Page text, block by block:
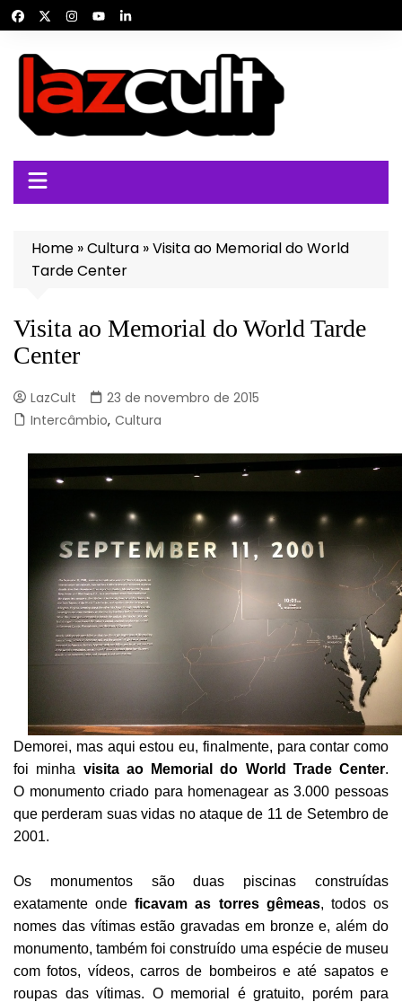
para
conteúdo
Home »Cultura »Visita ao Memorial do World
Tarde Center
Visita ao Memorial do World Tarde
Center
LazCult
23 de novembro de 2015
Intercâmbio, Cultura
Demorei, mas aqui estou eu, finalmente, para contar como
foi minha visita ao Memorial do World Trade Center.
O monumento criado para homenagear as 3.000 pessoas
que perderam suas vidas no ataque de 11 de Setembro de
2001.
Os monumentos são duas piscinas construídas
exatamente ondeficavam as torres gêmeas, todos os
nomes das vítimas estão gravadas em bronze e, além do
monumento, também foi construído uma espécie de museu
com fotos, vídeos, carros de bombeiros e até sapatos e
roupas das vítimas. O memorial é gratuito, porém para